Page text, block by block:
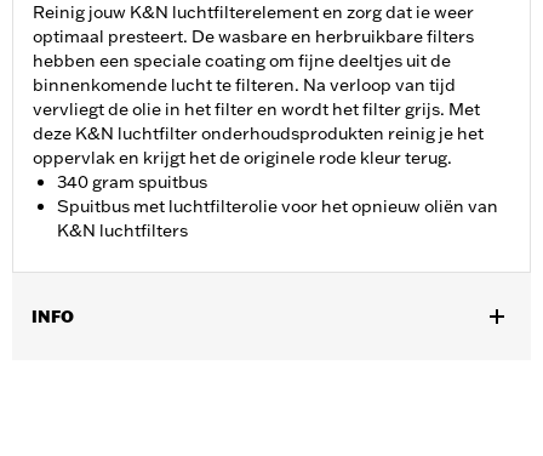
Reinig jouw K&N luchtfilterelement en zorg dat ie weer
optimaal presteert. De wasbare en herbruikbare filters
hebben een speciale coating om fijne deeltjes uit de
binnenkomende lucht te filteren. Na verloop van tijd
vervliegt de olie in het filter en wordt het filter grijs. Met
deze K&N luchtfilter onderhoudsprodukten reinig je het
oppervlak en krijgt het de originele rode kleur terug.
340 gram spuitbus
Spuitbus met luchtfilterolie voor het opnieuw oliën van
K&N luchtfilters
INFO